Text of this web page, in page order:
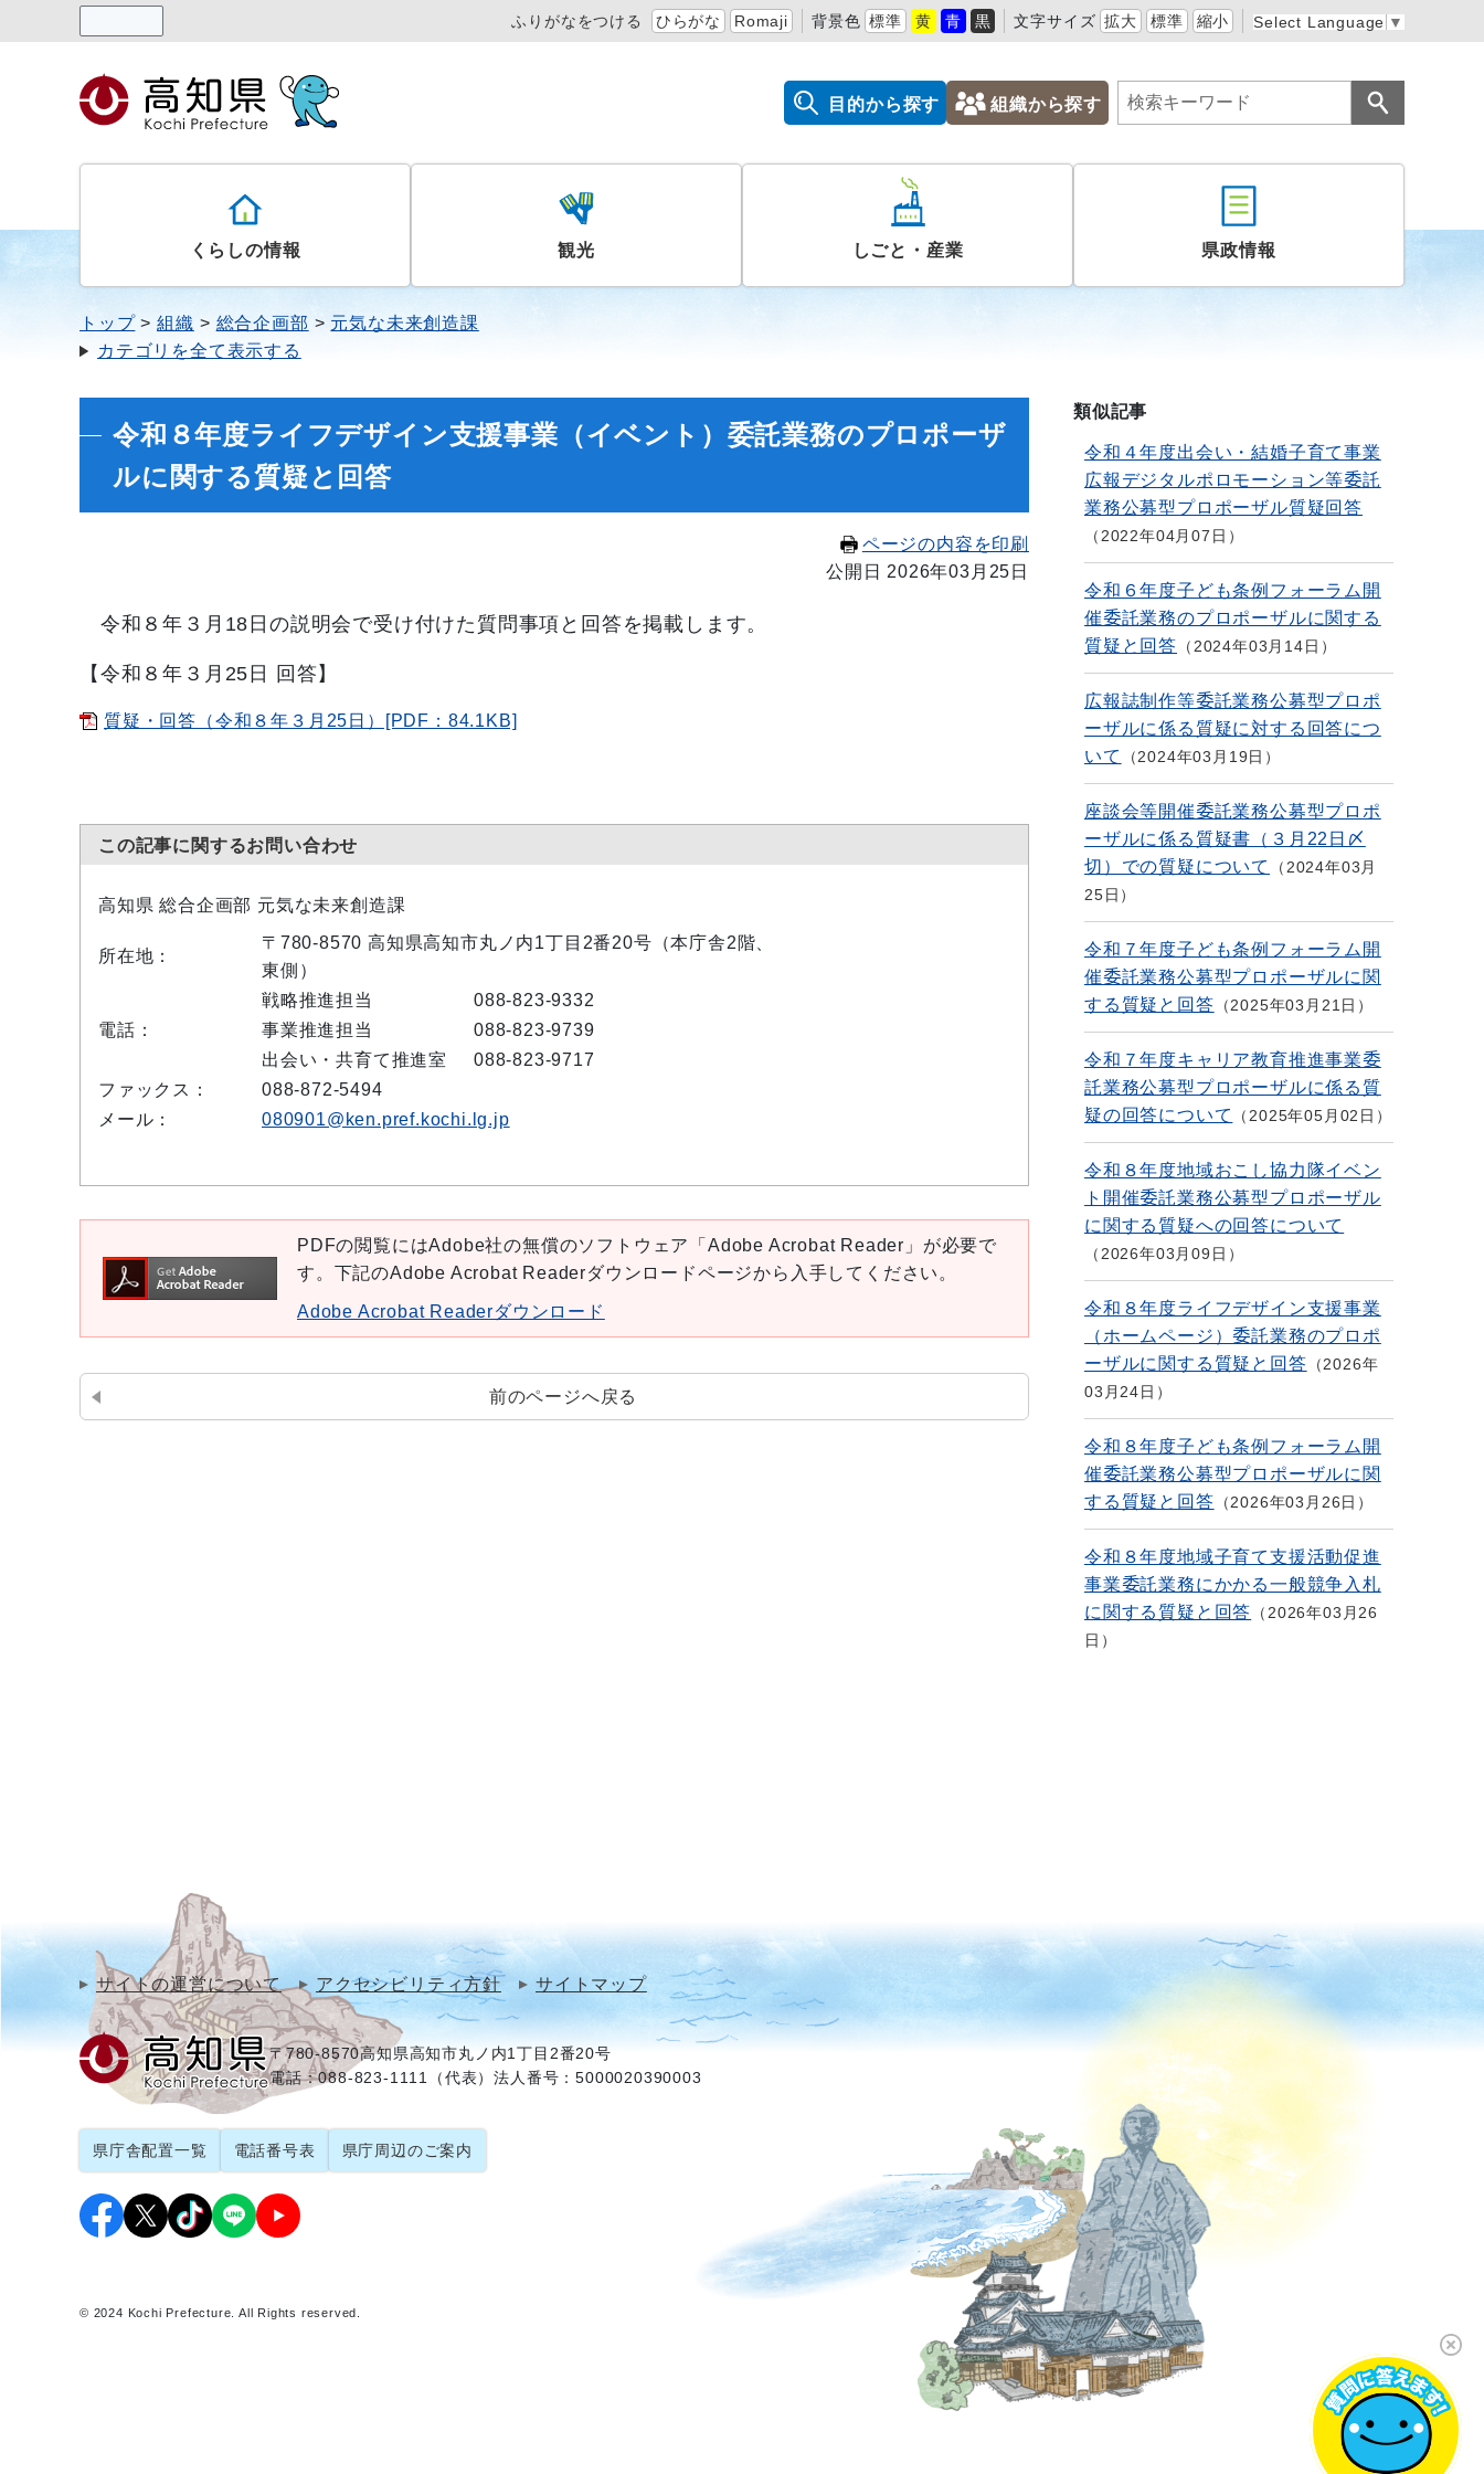
ふりがなをつける ひらがな Romaji 背景色 標準 黄 青 黒 文字サイズ 拡大 標準 縮小 Select Language ▼
目的から探す 組織から探す
くらしの情報 観光 しごと・産業 県政情報
トップ 組織 総合企画部
元気な未来創造課
カテゴリを全て表示する
令和８年度ライフデザイン支援事業（イベント）委託業務のプロポーザ
ルに関する質疑と回答
ページの内容を印刷
公開日 2026年03月25日
令和８年３月18日の説明会で受け付けた質問事項と回答を掲載します。
【令和８年３月25日 回答】
質疑・回答（令和８年３月25日）[PDF：84.1KB]
この記事に関するお問い合わせ
高知県 総合企画部 元気な未来創造課
所在地：
〒780-8570 高知県高知市丸ノ内1丁目2番20号（本庁舎2階、
東側）
電話：
戦略推進担当
088-823-9332
事業推進担当
088-823-9739
出会い・共育て推進室
088-823-9717
ファックス：
088-872-5494
メール：
080901@ken.pref.kochi.lg.jp
PDFの閲覧にはAdobe社の無償のソフトウェア「Adobe Acrobat Reader」が必要で
す。下記のAdobe Acrobat Readerダウンロードページから入手してください。
Adobe Acrobat Readerダウンロード
前のページへ戻る
類似記事
令和４年度出会い・結婚子育て事業
広報デジタルポロモーション等委託
業務公募型プロポーザル質疑回答
2022年04月07日
令和６年度子ども条例フォーラム開
催委託業務のプロポーザルに関する
質疑と回答
2024年03月14日
広報誌制作等委託業務公募型プロポ
ーザルに係る質疑に対する回答につ
いて
2024年03月19日
座談会等開催委託業務公募型プロポ
ーザルに係る質疑書（３月22日〆
切）での質疑について
2024年03月
25日
令和７年度子ども条例フォーラム開
催委託業務公募型プロポーザルに関
する質疑と回答
2025年03月21日
令和７年度キャリア教育推進事業委
託業務公募型プロポーザルに係る質
疑の回答について
2025年05月02日
令和８年度地域おこし協力隊イベン
ト開催委託業務公募型プロポーザル
に関する質疑への回答について
2026年03月09日
令和８年度ライフデザイン支援事業
（ホームページ）委託業務のプロポ
ーザルに関する質疑と回答
2026年
03月24日
令和８年度子ども条例フォーラム開
催委託業務公募型プロポーザルに関
する質疑と回答
2026年03月26日
令和８年度地域子育て支援活動促進
事業委託業務にかかる一般競争入札
に関する質疑と回答
2026年03月26
日
サイトの運営について アクセシビリティ方針 サイトマップ
〒780-8570高知県高知市丸ノ内1丁目2番20号
電話：088-823-1111（代表）法人番号：5000020390003
県庁舎配置一覧 電話番号表 県庁周辺のご案内
© 2024 Kochi Prefecture. All Rights reserved.